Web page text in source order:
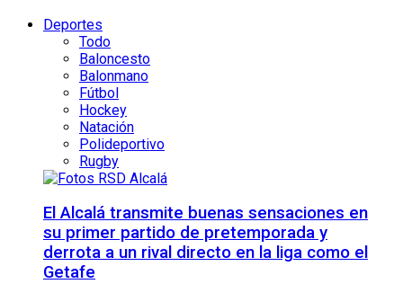
Deportes
Todo
Baloncesto
Balonmano
Fútbol
Hockey
Natación
Polideportivo
Rugby
El Alcalá transmite buenas sensaciones en
su primer partido de pretemporada y
derrota a un rival directo en la liga como el
Getafe